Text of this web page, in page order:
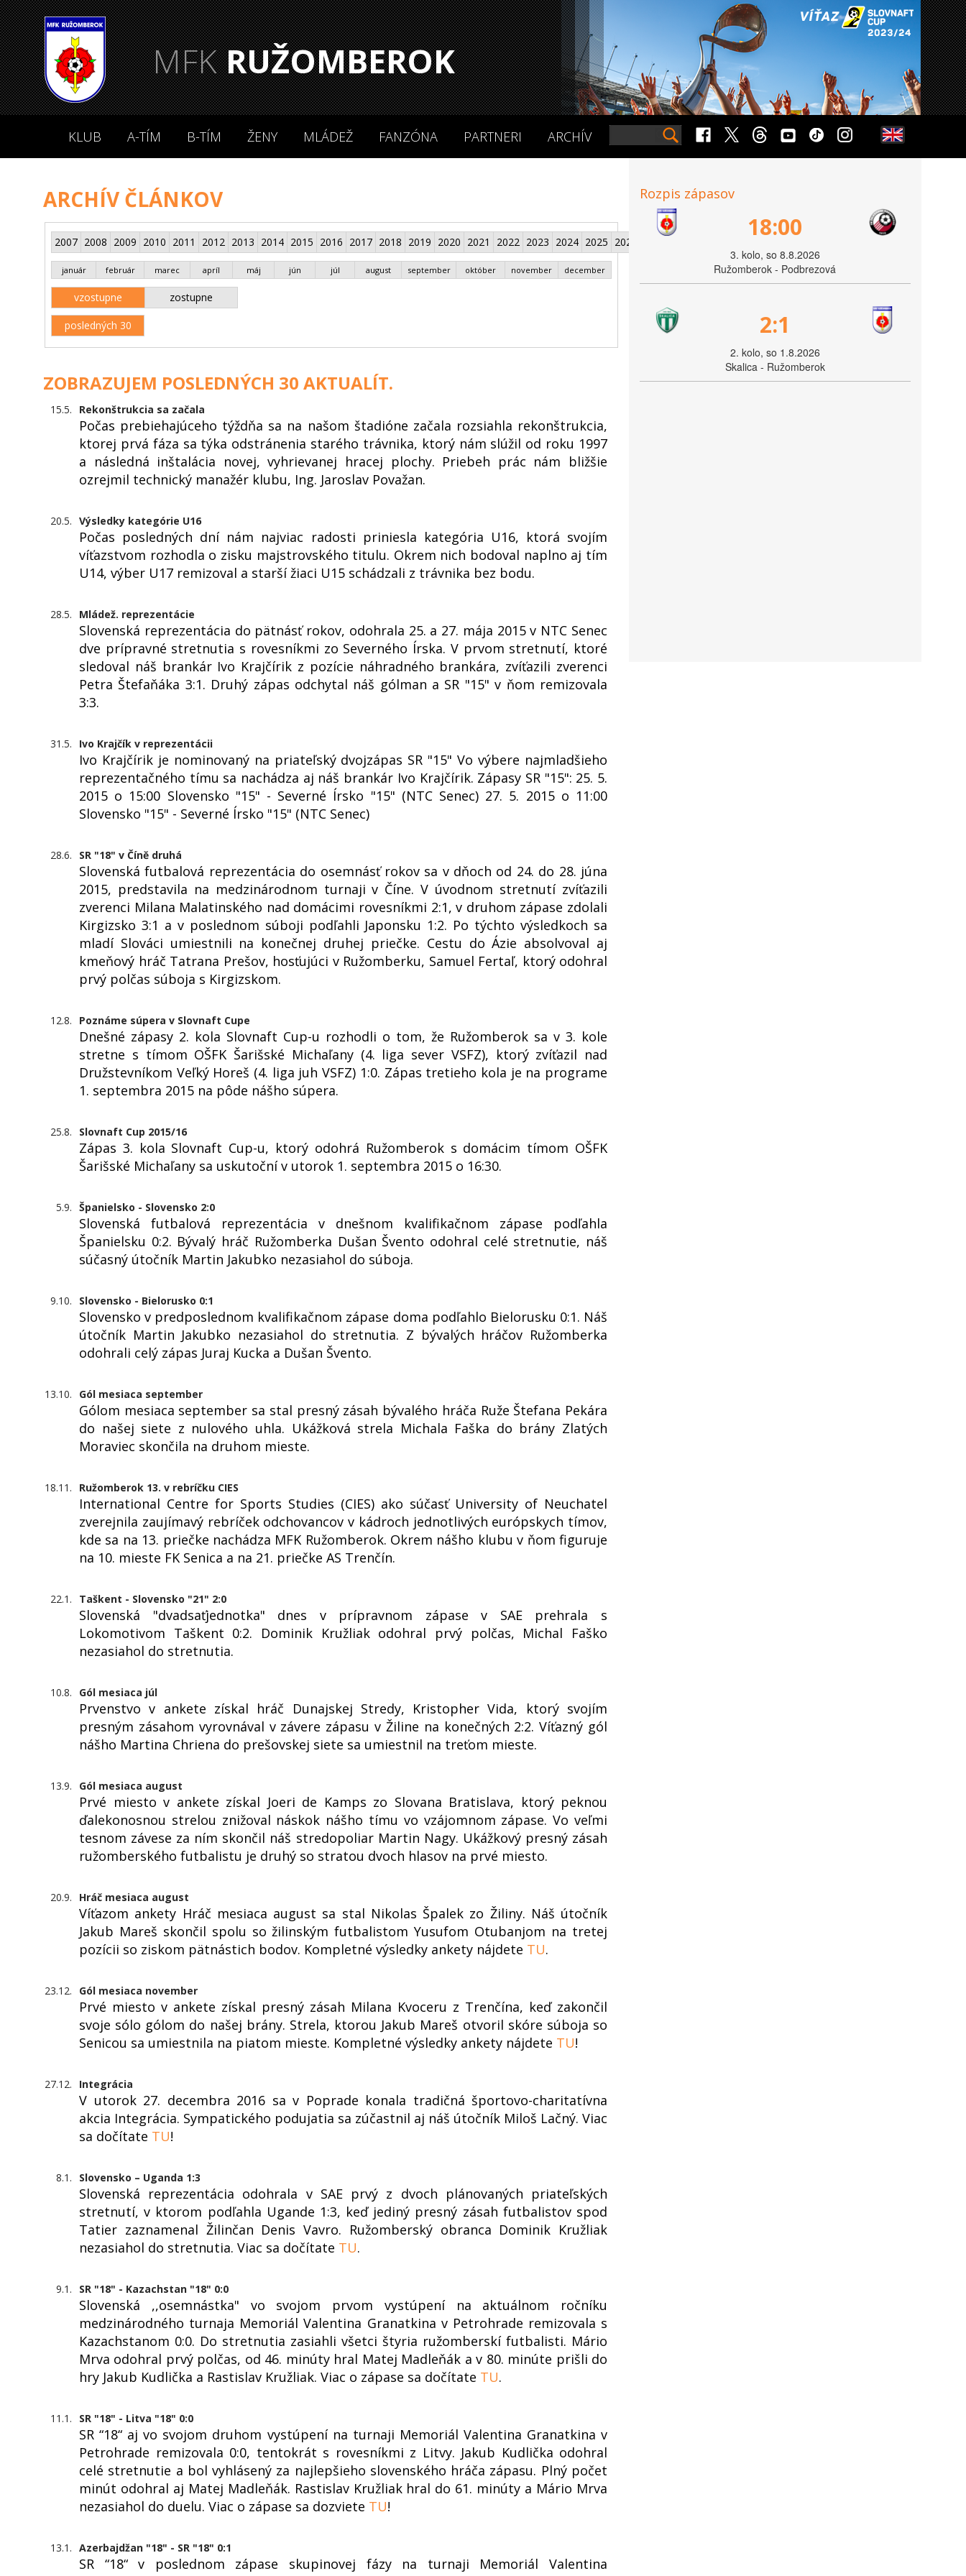
MFKRUŽOMBEROK
KLUB A-TÍM B-TÍM ŽENY MLÁDEŽ FANZÓNA PARTNERI ARCHÍV
ARCHÍV ČLÁNKOV
2007 2008 2009 2010 2011 2012 2013 2014 2015 2016 2017 2018 2019 2020 2021 2022 2023 2024 2025 2026
január február marec apríl máj jún júl august september október november december
vzostupne zostupne
posledných 30
ZOBRAZUJEM POSLEDNÝCH 30 AKTUALÍT.
15.5. Rekonštrukcia sa začala
Počas prebiehajúceho týždňa sa na našom štadióne začala rozsiahla rekonštrukcia,
ktorej prvá fáza sa týka odstránenia starého trávnika, ktorý nám slúžil od roku 1997
a následná inštalácia novej, vyhrievanej hracej plochy. Priebeh prác nám bližšie
ozrejmil technický manažér klubu, Ing. Jaroslav Považan.
20.5. Výsledky kategórie U16
Počas posledných dní nám najviac radosti priniesla kategória U16, ktorá svojím
víťazstvom rozhodla o zisku majstrovského titulu. Okrem nich bodoval naplno aj tím
U14, výber U17 remizoval a starší žiaci U15 schádzali z trávnika bez bodu.
28.5. Mládež. reprezentácie
Slovenská reprezentácia do pätnásť rokov, odohrala 25. a 27. mája 2015 v NTC Senec
dve prípravné stretnutia s rovesníkmi zo Severného Írska. V prvom stretnutí, ktoré
sledoval náš brankár Ivo Krajčírik z pozície náhradného brankára, zvíťazili zverenci
Petra Štefaňáka 3:1. Druhý zápas odchytal náš gólman a SR "15" v ňom remizovala
3:3.
31.5. Ivo Krajčík v reprezentácii
Ivo Krajčírik je nominovaný na priateľský dvojzápas SR "15" Vo výbere najmladšieho
reprezentačného tímu sa nachádza aj náš brankár Ivo Krajčírik. Zápasy SR "15": 25. 5.
2015 o 15:00 Slovensko "15" - Severné Írsko "15" (NTC Senec) 27. 5. 2015 o 11:00
Slovensko "15" - Severné Írsko "15" (NTC Senec)
28.6. SR "18" v Číně druhá
Slovenská futbalová reprezentácia do osemnásť rokov sa v dňoch od 24. do 28. júna
2015, predstavila na medzinárodnom turnaji v Číne. V úvodnom stretnutí zvíťazili
zverenci Milana Malatinského nad domácimi rovesníkmi 2:1, v druhom zápase zdolali
Kirgizsko 3:1 a v poslednom súboji podľahli Japonsku 1:2. Po týchto výsledkoch sa
mladí Slováci umiestnili na konečnej druhej priečke. Cestu do Ázie absolvoval aj
kmeňový hráč Tatrana Prešov, hosťujúci v Ružomberku, Samuel Fertaľ, ktorý odohral
prvý polčas súboja s Kirgizskom.
12.8. Poznáme súpera v Slovnaft Cupe
Dnešné zápasy 2. kola Slovnaft Cup-u rozhodli o tom, že Ružomberok sa v 3. kole
stretne s tímom OŠFK Šarišské Michaľany (4. liga sever VSFZ), ktorý zvíťazil nad
Družstevníkom Veľký Horeš (4. liga juh VSFZ) 1:0. Zápas tretieho kola je na programe
1. septembra 2015 na pôde nášho súpera.
25.8. Slovnaft Cup 2015/16
Zápas 3. kola Slovnaft Cup-u, ktorý odohrá Ružomberok s domácim tímom OŠFK
Šarišské Michaľany sa uskutoční v utorok 1. septembra 2015 o 16:30.
5.9. Španielsko - Slovensko 2:0
Slovenská futbalová reprezentácia v dnešnom kvalifikačnom zápase podľahla
Španielsku 0:2. Bývalý hráč Ružomberka Dušan Švento odohral celé stretnutie, náš
súčasný útočník Martin Jakubko nezasiahol do súboja.
9.10. Slovensko - Bielorusko 0:1
Slovensko v predposlednom kvalifikačnom zápase doma podľahlo Bielorusku 0:1. Náš
útočník Martin Jakubko nezasiahol do stretnutia. Z bývalých hráčov Ružomberka
odohrali celý zápas Juraj Kucka a Dušan Švento.
13.10. Gól mesiaca september
Gólom mesiaca september sa stal presný zásah bývalého hráča Ruže Štefana Pekára
do našej siete z nulového uhla. Ukážková strela Michala Faška do brány Zlatých
Moraviec skončila na druhom mieste.
18.11. Ružomberok 13. v rebríčku CIES
International Centre for Sports Studies (CIES) ako súčasť University of Neuchatel
zverejnila zaujímavý rebríček odchovancov v kádroch jednotlivých európskych tímov,
kde sa na 13. priečke nachádza MFK Ružomberok. Okrem nášho klubu v ňom figuruje
na 10. mieste FK Senica a na 21. priečke AS Trenčín.
22.1. Taškent - Slovensko "21" 2:0
Slovenská "dvadsaťjednotka" dnes v prípravnom zápase v SAE prehrala s
Lokomotivom Taškent 0:2. Dominik Kružliak odohral prvý polčas, Michal Faško
nezasiahol do stretnutia.
10.8. Gól mesiaca júl
Prvenstvo v ankete získal hráč Dunajskej Stredy, Kristopher Vida, ktorý svojím
presným zásahom vyrovnával v závere zápasu v Žiline na konečných 2:2. Víťazný gól
nášho Martina Chriena do prešovskej siete sa umiestnil na treťom mieste.
13.9. Gól mesiaca august
Prvé miesto v ankete získal Joeri de Kamps zo Slovana Bratislava, ktorý peknou
ďalekonosnou strelou znižoval náskok nášho tímu vo vzájomnom zápase. Vo veľmi
tesnom závese za ním skončil náš stredopoliar Martin Nagy. Ukážkový presný zásah
ružomberského futbalistu je druhý so stratou dvoch hlasov na prvé miesto.
20.9. Hráč mesiaca august
Víťazom ankety Hráč mesiaca august sa stal Nikolas Špalek zo Žiliny. Náš útočník
Jakub Mareš skončil spolu so žilinským futbalistom Yusufom Otubanjom na tretej
pozícii so ziskom pätnástich bodov. Kompletné výsledky ankety nájdete TU.
23.12. Gól mesiaca november
Prvé miesto v ankete získal presný zásah Milana Kvoceru z Trenčína, keď zakončil
svoje sólo gólom do našej brány. Strela, ktorou Jakub Mareš otvoril skóre súboja so
Senicou sa umiestnila na piatom mieste. Kompletné výsledky ankety nájdete TU!
27.12. Integrácia
V utorok 27. decembra 2016 sa v Poprade konala tradičná športovo-charitatívna
akcia Integrácia. Sympatického podujatia sa zúčastnil aj náš útočník Miloš Lačný. Viac
sa dočítate TU!
8.1. Slovensko – Uganda 1:3
Slovenská reprezentácia odohrala v SAE prvý z dvoch plánovaných priateľských
stretnutí, v ktorom podľahla Ugande 1:3, keď jediný presný zásah futbalistov spod
Tatier zaznamenal Žilinčan Denis Vavro. Ružomberský obranca Dominik Kružliak
nezasiahol do stretnutia. Viac sa dočítate TU.
9.1. SR "18" - Kazachstan "18" 0:0
Slovenská ,,osemnástka" vo svojom prvom vystúpení na aktuálnom ročníku
medzinárodného turnaja Memoriál Valentina Granatkina v Petrohrade remizovala s
Kazachstanom 0:0. Do stretnutia zasiahli všetci štyria ružomberskí futbalisti. Mário
Mrva odohral prvý polčas, od 46. minúty hral Matej Madleňák a v 80. minúte prišli do
hry Jakub Kudlička a Rastislav Kružliak. Viac o zápase sa dočítate TU.
11.1. SR "18" - Litva "18" 0:0
SR “18“ aj vo svojom druhom vystúpení na turnaji Memoriál Valentina Granatkina v
Petrohrade remizovala 0:0, tentokrát s rovesníkmi z Litvy. Jakub Kudlička odohral
celé stretnutie a bol vyhlásený za najlepšieho slovenského hráča zápasu. Plný počet
minút odohral aj Matej Madleňák. Rastislav Kružliak hral do 61. minúty a Mário Mrva
nezasiahol do duelu. Viac o zápase sa dozviete TU!
13.1. Azerbajdžan "18" - SR "18" 0:1
SR “18“ v poslednom zápase skupinovej fázy na turnaji Memoriál Valentina
Rozpis zápasov
18:00
3. kolo, so 8.8.2026
Ružomberok - Podbrezová
2:1
2. kolo, so 1.8.2026
Skalica - Ružomberok